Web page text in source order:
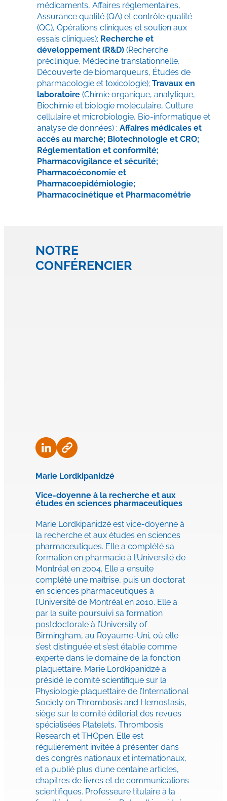
médicaments, Affaires réglementaires,
Assurance qualité (QA) et contrôle qualité
(QC), Opérations cliniques et soutien aux
essais cliniques); Recherche et
développement (R&D)(Recherche
préclinique, Médecine translationnelle,
Découverte de biomarqueurs, Études de
pharmacologie et toxicologie); Travaux en
laboratoire (Chimie organique, analytique,
Biochimie et biologie moléculaire, Culture
cellulaire et microbiologie, Bio-informatique et
analyse de données) ; Affaires médicales et
accès au marché; Biotechnologie et CRO;
Réglementation et conformité;
Pharmacovigilance et sécurité;
Pharmacoéconomie et
Pharmacoepidémiologie;
Pharmacocinétique et Pharmacométrie
NOTRE
CONFÉRENCIER
Marie Lordkipanidzé
Vice-doyenne à la recherche et aux
études en sciences pharmaceutiques
Marie Lordkipanidzé est vice-doyenne à
la recherche et aux études en sciences
pharmaceutiques. Elle a complété sa
formation en pharmacie à l’Université de
Montréal en 2004. Elle a ensuite
complété une maîtrise, puis un doctorat
en sciences pharmaceutiques à
l’Université de Montréal en 2010. Elle a
par la suite poursuivi sa formation
postdoctorale à l’University of
Birmingham, au Royaume-Uni, où elle
s’est distinguée et s’est établie comme
experte dans le domaine de la fonction
plaquettaire. Marie Lordkipanidzé a
présidé le comité scientifique sur la
Physiologie plaquettaire de l’International
Society on Thrombosis and Hemostasis,
siège sur le comité éditorial des revues
spécialisées Platelets, Thrombosis
Research et THOpen. Elle est
régulièrement invitée à présenter dans
des congrès nationaux et internationaux,
et a publié plus d’une centaine articles,
chapitres de livres et de communications
scientifiques. Professeure titulaire à la